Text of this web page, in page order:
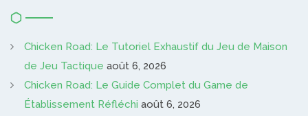
Chicken Road: Le Tutoriel Exhaustif du Jeu de Maison
de Jeu Tactique août 6, 2026
Chicken Road: Le Guide Complet du Game de
Établissement Réfléchi août 6, 2026